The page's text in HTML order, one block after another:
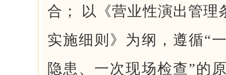
合； 以《营业性演出管理
实施细则》为纲，遵循“
隐患、一次现场检查”的